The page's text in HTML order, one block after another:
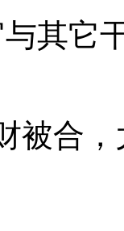
它干
合，